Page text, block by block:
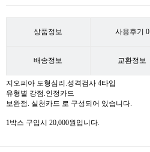
상품정보 사용후기 0
배송정보 교환정보
지오피아 도형심리.성격검사 4타입
유형별 강점.인정카드
보완점. 실천카드 로 구성되어 있습니다. ​
1박스 구입시 20,000원입니다.